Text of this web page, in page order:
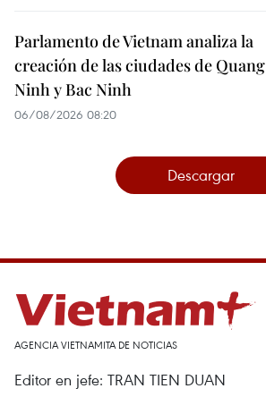
Parlamento de Vietnam analiza la
creación de las ciudades de Quang
Ninh y Bac Ninh
06/08/2026 08:20
Descargar
AGENCIA VIETNAMITA DE NOTICIAS
Editor en jefe: TRAN TIEN DUAN